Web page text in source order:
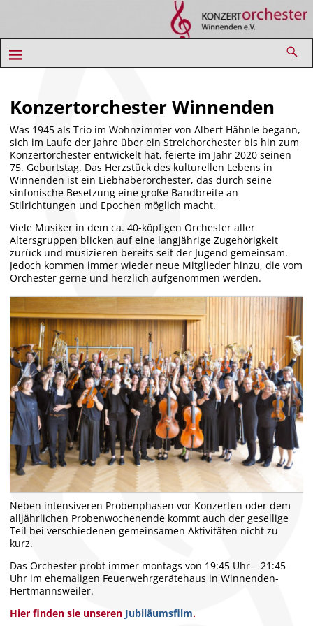
Konzertorchester Winnenden
Was 1945 als Trio im Wohnzimmer von Albert Hähnle begann,
sich im Laufe der Jahre über ein Streichorchester bis hin zum
Konzertorchester entwickelt hat, feierte im Jahr 2020 seinen
75. Geburtstag. Das Herzstück des kulturellen Lebens in
Winnenden ist ein Liebhaberorchester, das durch seine
sinfonische Besetzung eine große Bandbreite an
Stilrichtungen und Epochen möglich macht.
Viele Musiker in dem ca. 40-köpfigen Orchester aller
Altersgruppen blicken auf eine langjährige Zugehörigkeit
zurück und musizieren bereits seit der Jugend gemeinsam.
Jedoch kommen immer wieder neue Mitglieder hinzu, die vom
Orchester gerne und herzlich aufgenommen werden.
Neben intensiveren Probenphasen vor Konzerten oder dem
alljährlichen Probenwochenende kommt auch der gesellige
Teil bei verschiedenen gemeinsamen Aktivitäten nicht zu
kurz.
Das Orchester probt immer montags von 19:45 Uhr – 21:45
Uhr im ehemaligen Feuerwehrgerätehaus in Winnenden-
Hertmannsweiler.
Hier finden sie unseren Jubiläumsfilm.